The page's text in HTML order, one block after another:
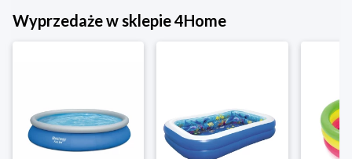
Wyprzedaże w sklepie 4Home